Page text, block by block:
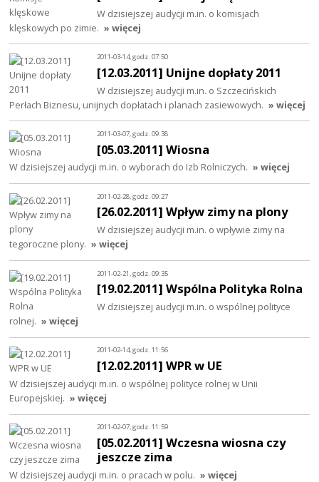
W dzisiejszej audycji m.in. o komisjach
klęskowych po zimie. » więcej
2011-03-14, godz. 07:50
[12.03.2011] Unijne dopłaty 2011
W dzisiejszej audycji m.in. o Szczecińskich
Perłach Biznesu, unijnych dopłatach i planach zasiewowych. » więcej
2011-03-07, godz. 09:38
[05.03.2011] Wiosna
W dzisiejszej audycji m.in. o wyborach do Izb Rolniczych. » więcej
2011-02-28, godz. 09:27
[26.02.2011] Wpływ zimy na plony
W dzisiejszej audycji m.in. o wpływie zimy na
tegoroczne plony. » więcej
2011-02-21, godz. 09:35
[19.02.2011] Wspólna Polityka Rolna
W dzisiejszej audycji m.in. o wspólnej polityce
rolnej. » więcej
2011-02-14, godz. 11:56
[12.02.2011] WPR w UE
W dzisiejszej audycji m.in. o wspólnej polityce rolnej w Unii
Europejskiej. » więcej
2011-02-07, godz. 11:59
[05.02.2011] Wczesna wiosna czy
jeszcze zima
W dzisiejszej audycji m.in. o pracach w polu. » więcej